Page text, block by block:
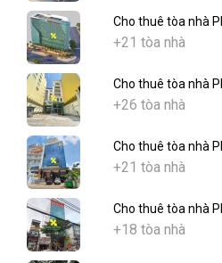
Cho thuê tòa nhà
+21 tòa nhà
Cho thuê tòa nhà
+26 tòa nhà
Cho thuê tòa nhà
+21 tòa nhà
Cho thuê tòa nhà
+18 tòa nhà